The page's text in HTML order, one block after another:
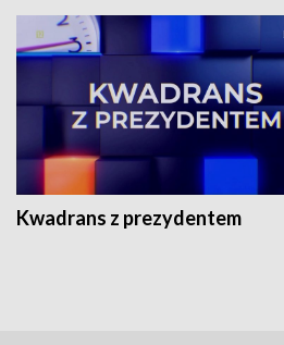
Kwadrans z prezydentem